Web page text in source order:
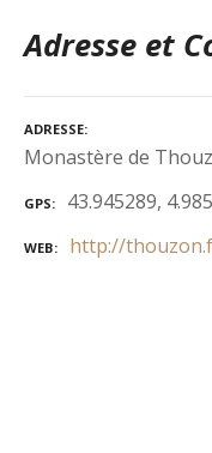
Adresse et
ADRESSE
Monastère de
GPS 43.945289,
WEB http://